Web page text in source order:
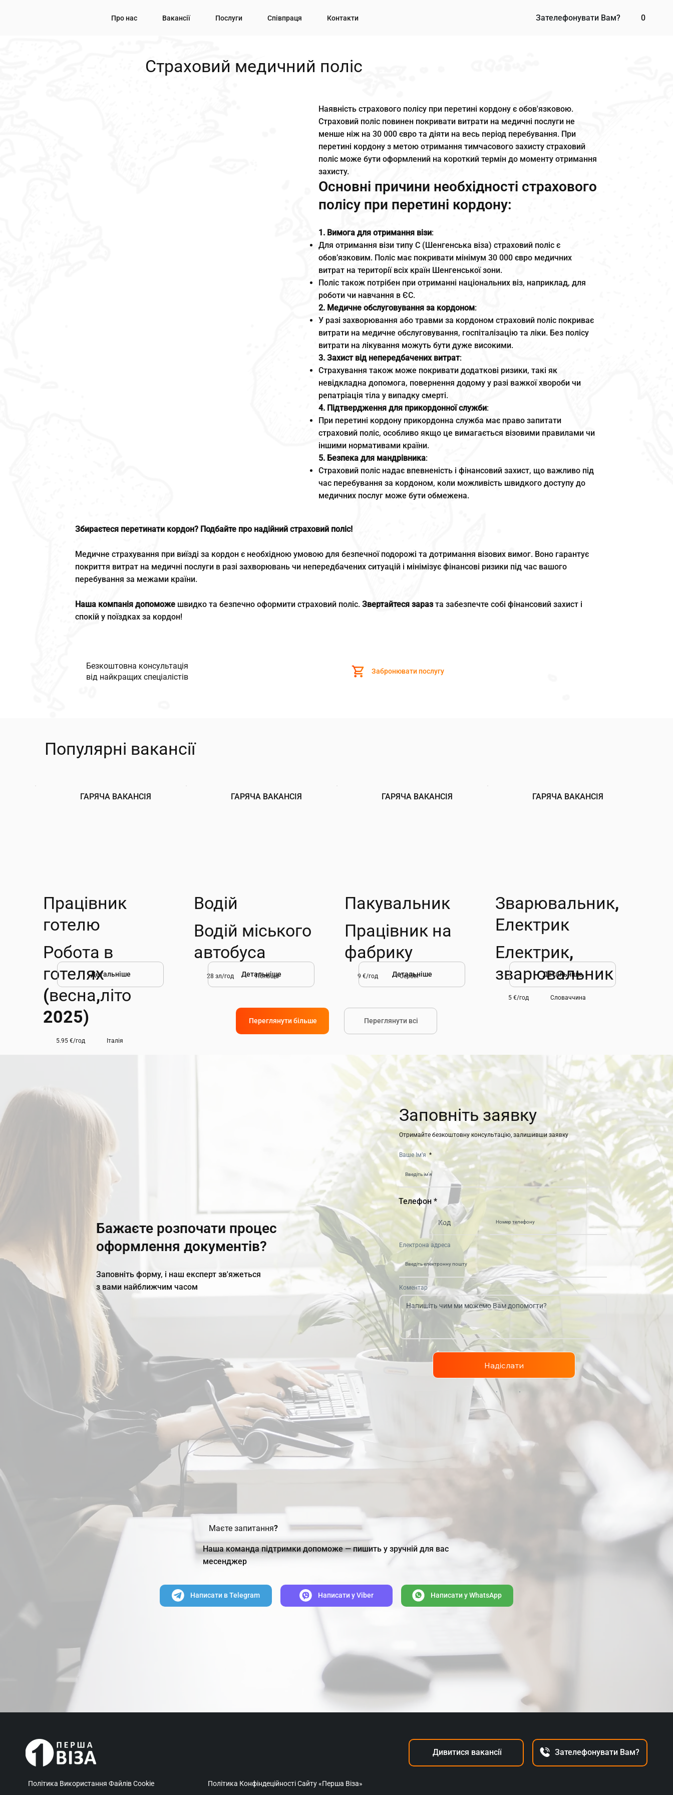
Про нас Вакансії Послуги Співпраця Контакти Зателефонувати Вам? 0
Страховий медичний поліс
Наявність страхового полісу при перетині кордону є обов'язковою.
Страховий поліс повинен покривати витрати на медичні послуги не
менше ніж на 30 000 євро та діяти на весь період перебування. При
перетині кордону з метою отримання тимчасового захисту страховий
поліс може бути оформлений на короткий термін до моменту отримання
захисту.
Основні причини необхідності страхового
полісу при перетині кордону:
1. Вимога для отримання візи:
Для отримання візи типу C (Шенгенська віза) страховий поліс є
обов’язковим. Поліс має покривати мінімум 30 000 євро медичних
витрат на території всіх країн Шенгенської зони.
Поліс також потрібен при отриманні національних віз, наприклад, для
роботи чи навчання в ЄС.
2. Медичне обслуговування за кордоном:
У разі захворювання або травми за кордоном страховий поліс покриває
витрати на медичне обслуговування, госпіталізацію та ліки. Без полісу
витрати на лікування можуть бути дуже високими.
3. Захист від непередбачених витрат:
Страхування також може покривати додаткові ризики, такі як
невідкладна допомога, повернення додому у разі важкої хвороби чи
репатріація тіла у випадку смерті.
4. Підтвердження для прикордонної служби:
При перетині кордону прикордонна служба має право запитати
страховий поліс, особливо якщо це вимагається візовими правилами чи
іншими нормативами країни.
5. Безпека для мандрівника:
Страховий поліс надає впевненість і фінансовий захист, що важливо під
час перебування за кордоном, коли можливість швидкого доступу до
медичних послуг може бути обмежена.
Збираєтеся перетинати кордон? Подбайте про надійний страховий поліс!
Медичне страхування при виїзді за кордон є необхідною умовою для безпечної подорожі та дотримання візових вимог. Воно гарантує
покриття витрат на медичні послуги в разі захворювань чи непередбачених ситуацій і мінімізує фінансові ризики під час вашого
перебування за межами країни.
Наша компанія допоможешвидко та безпечно оформити страховий поліс. Звертайтеся заразта забезпечте собі фінансовий захист і
спокій у поїздках за кордон!
Безкоштовна консультація
від найкращих спеціалістів
Забронювати послугу
Популярні вакансії
ГАРЯЧА ВАКАНСІЯ
Працівник
готелю
Робота в
готелях
(весна,літо
2025)
5.95 €/год Італія
Детальніше
ГАРЯЧА ВАКАНСІЯ
Водій
Водій міського
автобуса
28 зл/год Польща
Детальніше
ГАРЯЧА ВАКАНСІЯ
Пакувальник
Працівник на
фабрику
9 €/год Сербія
Детальніше
ГАРЯЧА ВАКАНСІЯ
Зварювальник,
Електрик
Електрик,
зварювальник
5 €/год Словаччина
Детальніше
Переглянути більше Переглянути всі
Бажаєте розпочати процес
оформлення документів?
Заповніть форму, і наш експерт зв'яжеться
з вами найближчим часом
Заповніть заявку
Отримайте безкоштовну консультацію, залишивши заявку
Ваше Ім’я
Телефон *
Електрона адреса
Коментар
Надіслати
Маєте запитання?
Наша команда підтримки допоможе — пишить у зручній для вас
месенджер
Написати в Telegram Написати y Viber Написати y WhatsApp
Дивитися вакансії Зателефонувати Вам?
Політика Використання Файлів Cookie
Політика Конфіндеційності Сайту «Перша Віза»